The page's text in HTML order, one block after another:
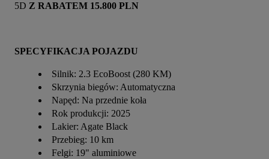
5D Z RABATEM 15.800 PLN
SPECYFIKACJA POJAZDU
Silnik: 2.3 EcoBoost (280 KM)
Skrzynia biegów: Automatyczna
Napęd: Na przednie koła
Rok produkcji: 2025
Lakier: Agate Black
Przebieg: 10 km
Felgi: 19" aluminiowe